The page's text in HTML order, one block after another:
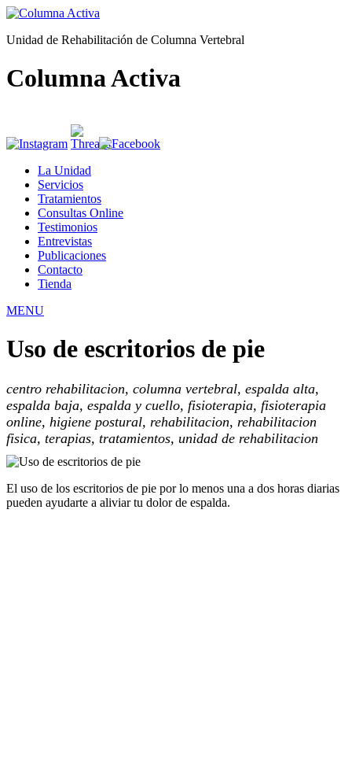
Unidad de Rehabilitación de Columna Vertebral
Columna Activa
La Unidad
Servicios
Tratamientos
Consultas Online
Testimonios
Entrevistas
Publicaciones
Contacto
Tienda
MENU
Uso de escritorios de pie
centro rehabilitacion, columna vertebral, espalda alta,
espalda baja, espalda y cuello, fisioterapia, fisioterapia
online, higiene postural, rehabilitacion, rehabilitacion
fisica, terapias, tratamientos, unidad de rehabilitacion
El uso de los escritorios de pie por lo menos una a dos horas diarias
pueden ayudarte a aliviar tu dolor de espalda.